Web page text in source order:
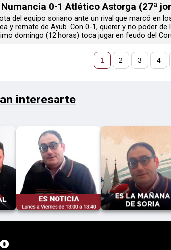
Numancia 0-1 Atlético Astorga (27ª
del equipo soriano ante un rival que marcó en
y remate de Ayub. Con 0-1, querer y no poder
domingo (12 horas) toca jugar en feudo del
1 2 3 4
interesarte